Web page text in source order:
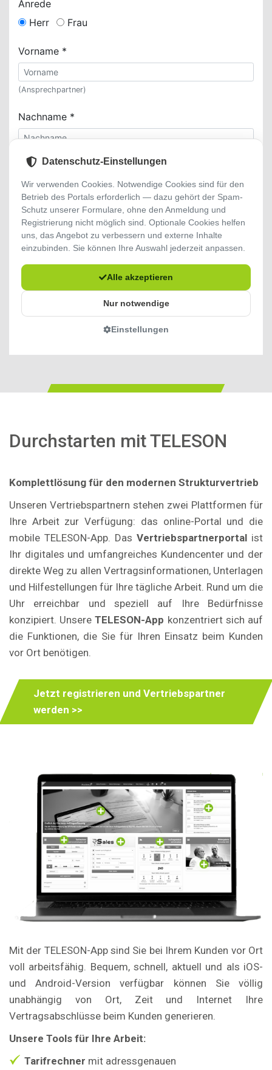
Durchstarten mit TELESON
Komplettlösung für den modernen Strukturvertrieb
Unseren Vertriebspartnern stehen zwei Plattformen für
Ihre Arbeit zur Verfügung: das online-Portal und die
mobile TELESON-App. Das Vertriebspartnerportal ist
Ihr digitales und umfangreiches Kundencenter und der
direkte Weg zu allen Vertragsinformationen, Unterlagen
und Hilfestellungen für Ihre tägliche Arbeit. Rund um die
Uhr erreichbar und speziell auf Ihre Bedürfnisse
konzipiert. UnsereTELESON-App konzentriert sich auf
die Funktionen, die Sie für Ihren Einsatz beim Kunden
vor Ort benötigen.
Jetzt registrieren und Vertriebspartner
werden >>
Mit der TELESON-App sind Sie bei Ihrem Kunden vor Ort
voll arbeitsfähig. Bequem, schnell, aktuell und als iOS-
und Android-Version verfügbar können Sie völlig
unabhängig von Ort, Zeit und Internet Ihre
Vertragsabschlüsse beim Kunden generieren.
Unsere Tools für Ihre Arbeit:
Tarifrechner mit adressgenauen